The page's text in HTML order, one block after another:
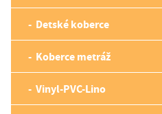
Detské koberce
Koberce metráž
Vinyl-PVC-Lino